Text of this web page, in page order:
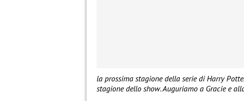
la prossima stagione della serie di Harry
stagione dello show. Auguriamo a Gracie e